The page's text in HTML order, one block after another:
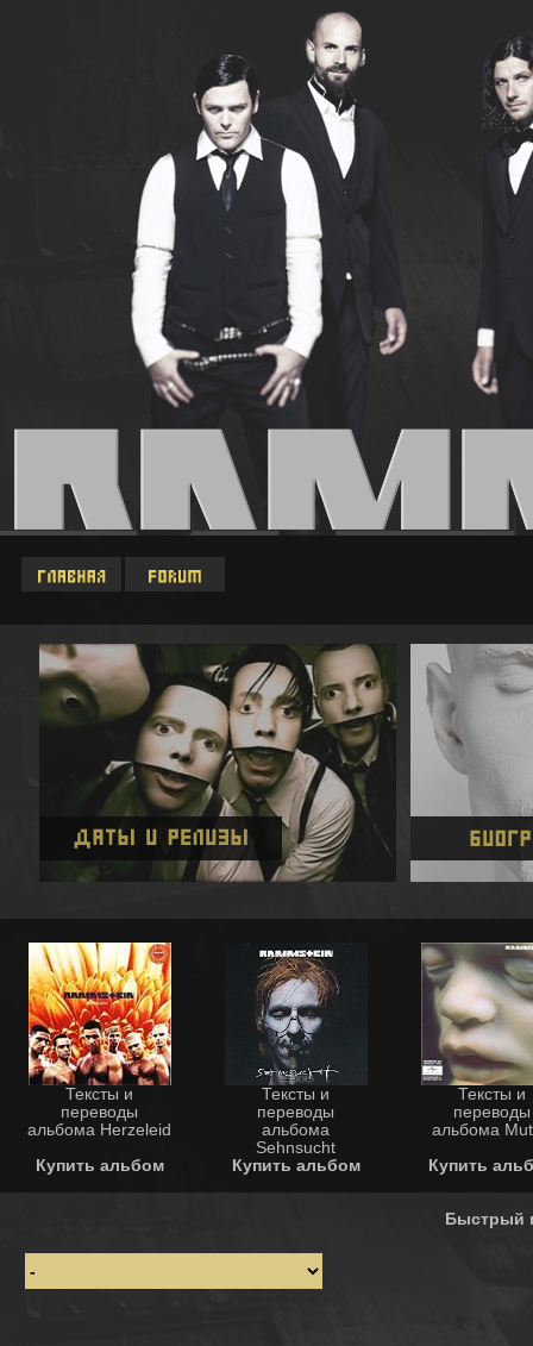
Тексты и
переводы
альбома Herzeleid
Купить альбом
Тексты и
переводы
альбома
Sehnsucht
Купить альбом
Тексты и
переводы
альбома
Купить
Быстрый